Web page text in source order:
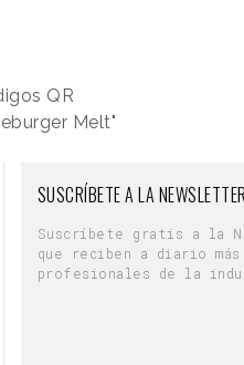
QR
Melt"
SUSCRÍBETE A LA
Suscríbete gratis a la
que reciben a diario más
profesionales de la